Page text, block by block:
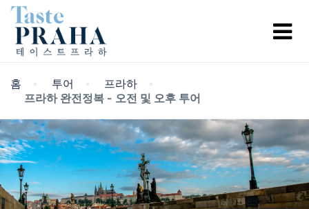
홈 투어
프라하
프라하 완전정복 - 오전 및 오후 투어